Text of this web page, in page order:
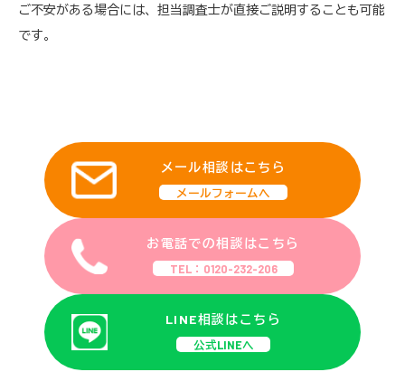
ご不安がある場合には、担当調査士が直接ご説明することも可能
です。
メール相談はこちら
メールフォームへ
お電話での相談はこちら
TEL：0120-232-206
LINE相談はこちら
公式LINEへ